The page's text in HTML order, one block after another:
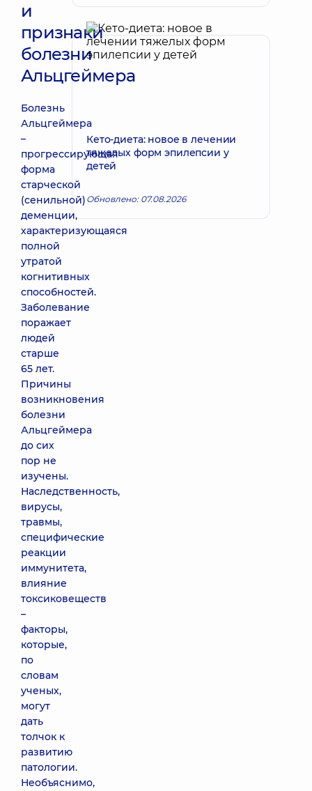
и
признаки
болезни
Альцгеймера
Болезнь
Альцгеймера
–
прогрессирующая
форма
старческой
(сенильной)
деменции,
характеризующаяся
полной
утратой
когнитивных
способностей.
Заболевание
поражает
людей
старше
65 лет.
Причины
возникновения
болезни
Альцгеймера
до сих
пор не
изучены.
Наследственность,
вирусы,
травмы,
специфические
реакции
иммунитета,
влияние
токсиковеществ
–
факторы,
которые,
по
словам
ученых,
могут
дать
толчок к
развитию
патологии.
Необъяснимо,
Кето-диета: новое в лечении
тяжелых форм эпилепсии у
детей
Обновлено: 07.08.2026